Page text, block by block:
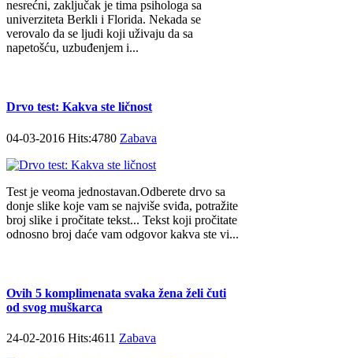
nesrećni, zaključak je tima psihologa sa
univerziteta Berkli i Florida. Nekada se
verovalo da se ljudi koji uživaju da sa
napetošću, uzbuđenjem i...
Drvo test: Kakva ste ličnost
04-03-2016 Hits:4780 Zabava
Test je veoma jednostavan.Odberete drvo sa
donje slike koje vam se najviše sviđa, potražite
broj slike i pročitate tekst... Tekst koji pročitate
odnosno broj daće vam odgovor kakva ste vi...
Ovih 5 komplimenata svaka žena želi čuti
od svog muškarca
24-02-2016 Hits:4611 Zabava